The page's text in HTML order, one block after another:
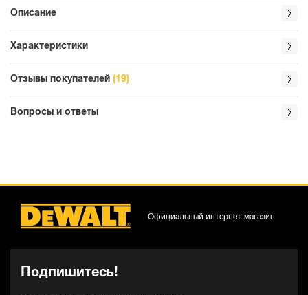
Описание
Характеристики
Отзывы покупателей (19)
Вопросы и ответы
Подпишитесь!
Официальный интернет-магазин